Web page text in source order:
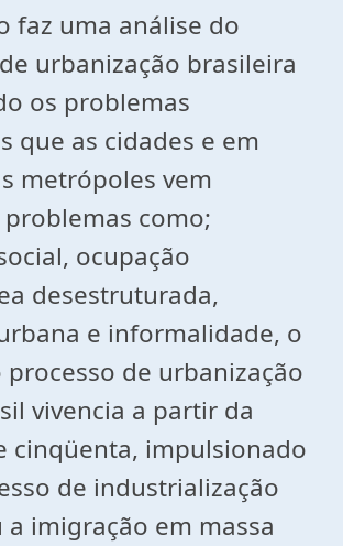
faz uma análise do
urbanização brasileira
os problemas
que as cidades e em
metrópoles vem
como;
ocupação
desestruturada,
e informalidade, o
processo de urbanização
vivencia a partir da
cinqüenta, impulsionado
de industrialização
imigração em massa